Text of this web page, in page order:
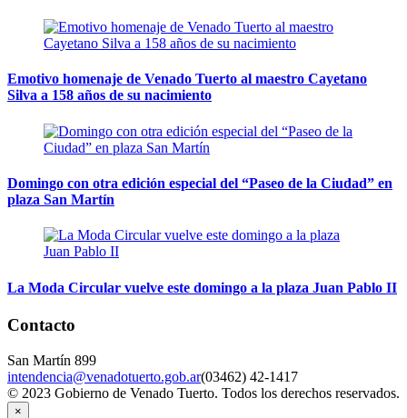
Emotivo homenaje de Venado Tuerto al maestro Cayetano
Silva a 158 años de su nacimiento
Domingo con otra edición especial del “Paseo de la Ciudad” en
plaza San Martín
La Moda Circular vuelve este domingo a la plaza Juan Pablo II
Contacto
San Martín 899
intendencia@venadotuerto.gob.ar(03462) 42-1417
© 2023 Gobierno de Venado Tuerto. Todos los derechos reservados.
×